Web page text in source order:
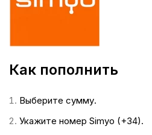
Как пополнить
Выберите сумму.
Укажите номер Simyo (+34).